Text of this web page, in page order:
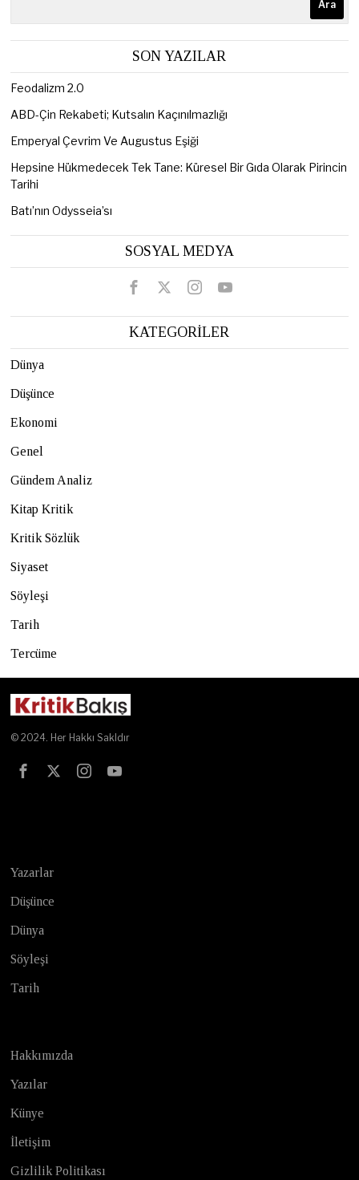
Ara
SON YAZILAR
Feodalizm 2.0
ABD-Çin Rekabeti; Kutsalın Kaçınılmazlığı
Emperyal Çevrim Ve Augustus Eşiği
Hepsine Hükmedecek Tek Tane: Küresel Bir Gıda Olarak Pirincin
Tarihi
Batı’nın Odysseia’sı
SOSYAL MEDYA
KATEGORİLER
Dünya
Düşünce
Ekonomi
Genel
Gündem Analiz
Kitap Kritik
Kritik Sözlük
Siyaset
Söyleşi
Tarih
Tercüme
© 2024. Her Hakkı Sakldır
Yazarlar
Düşünce
Dünya
Söyleşi
Tarih
Hakkımızda
Yazılar
Künye
İletişim
Gizlilik Politikası